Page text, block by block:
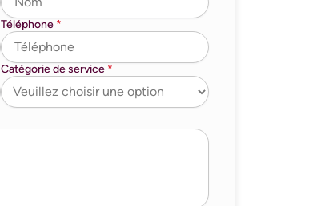
Téléphone *
Catégorie de service *